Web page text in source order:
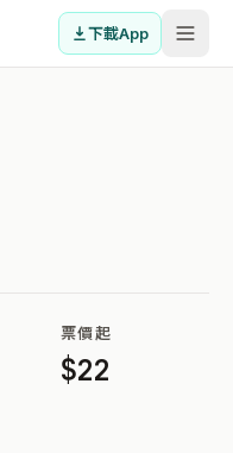
下載App
票價起
$22